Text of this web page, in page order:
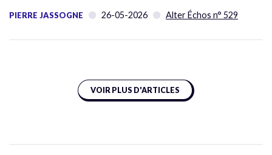
PIERRE JASSOGNE 26-05-2026 Alter Échos n° 529
VOIR PLUS D'ARTICLES